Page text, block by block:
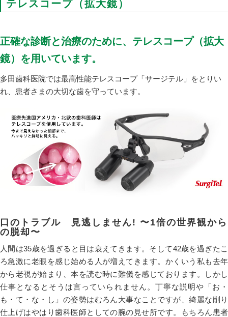
テレスコープ（拡大鏡）
正確な診断と治療のために、テレスコープ（拡大
鏡）を用いています。
多田歯科医院では最高性能テレスコープ「サージテル」をとりい
れ、患者さまの大切な歯を守っています。
口のトラブル 見逃しません! 〜1倍の世界観から
の脱却〜
人間は35歳を過ぎると目は衰えてきます。そして42歳を過ぎたこ
ろ急激に老眼を感じ始める人が増えてきます。かくいう私も去年
から老視が始まり、本を読む時に難儀を感じております。しかし
仕事となるとそうは言っていられません。丁寧な説明や「お・
も・て・な・し」の姿勢はむろん大事なことですが、綺麗な削り
仕上げはやはり歯科医師としての腕の見せ所です。もちろん患者